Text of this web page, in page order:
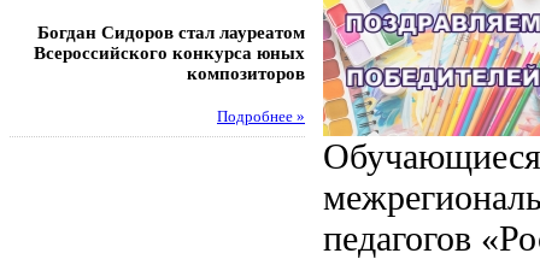
Богдан Сидоров стал лауреатом
Всероссийского конкурса юных
композиторов
Подробнее »
Педагоги
победителями
этапа XXI
конкурса «За
подвиг
Обучающиеся
педагогов